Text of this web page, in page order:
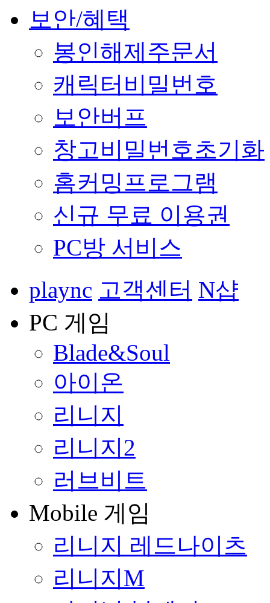
보안/혜택
봉인해제주문서
캐릭터비밀번호
보안버프
창고비밀번호초기화
홈커밍프로그램
신규 무료 이용권
PC방 서비스
plaync 고객센터 N샵
PC 게임
Blade&Soul
아이온
리니지
리니지2
러브비트
Mobile 게임
리니지 레드나이츠
리니지M